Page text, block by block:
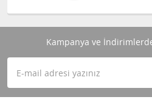
Kampanya ve